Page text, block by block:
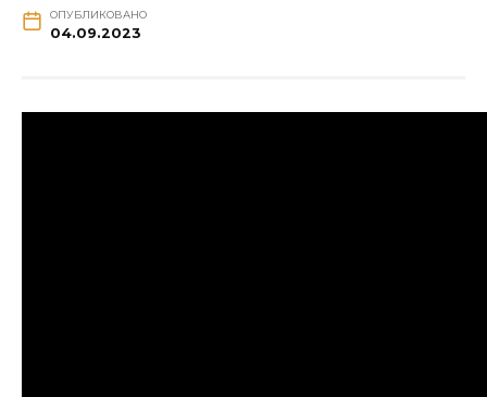
ОПУБЛИКОВАНО
04.09.2023